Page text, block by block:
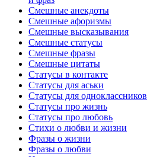
Смешные анекдоты
Смешные афоризмы
Смешные высказывания
Смешные статусы
Смешные фразы
Смешные цитаты
Статусы в контакте
Статусы для аськи
Статусы для одноклассников
Статусы про жизнь
Статусы про любовь
Стихи о любви и жизни
Фразы о жизни
Фразы о любви